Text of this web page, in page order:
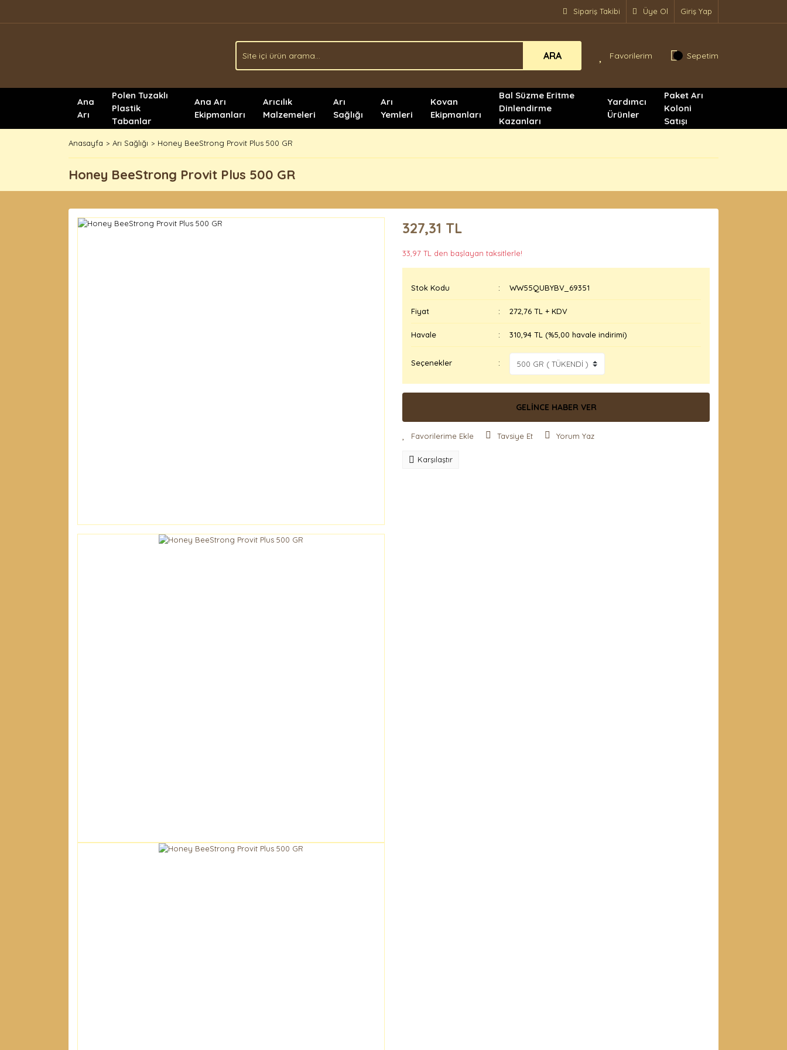
Sipariş Takibi Üye Ol Giriş Yap
ARA Favorilerim Sepetim
Ana
Arı
Polen Tuzaklı
Plastik
Tabanlar
Ana Arı
Ekipmanları
Arıcılık
Malzemeleri
Arı
Sağlığı
Arı
Yemleri
Kovan
Ekipmanları
Bal Süzme Eritme
Dinlendirme
Kazanları
Yardımcı
Ürünler
Paket Arı
Koloni
Satışı
Anasayfa Arı Sağlığı Honey BeeStrong Provit Plus 500 GR
Honey BeeStrong Provit Plus 500 GR
327,31 TL
33,97 TL den başlayan taksitlerle!
Stok Kodu WW55QUBYBV_69351
Fiyat 272,76 TL + KDV
Havale 310,94 TL (%5,00 havale indirimi)
Seçenekler
GELİNCE HABER VER
Tavsiye Et Yorum Yaz
Karşılaştır